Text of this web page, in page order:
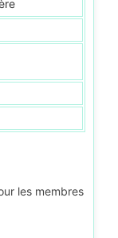
les membres